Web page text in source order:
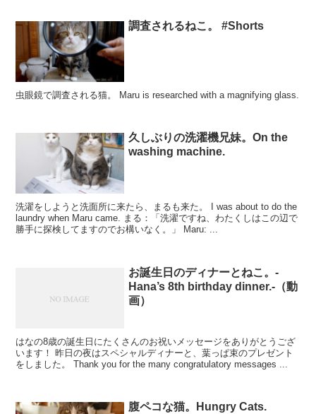
調査されるねこ。 #Shorts
虫眼鏡で調査される猫。 Maru is researched with a magnifying glass.
久しぶりの洗濯機兄妹。On the
washing machine.
洗濯をしようと洗面所に来たら、まるも来た。 I was about to do the
laundry when Maru came. まる：「洗濯ですね、わたくしはこの辺で
勝手に探検してますのでお構いなく。」 Maru: ...
お誕生日のディナーとねこ。-
Hana’s 8th birthday dinner.-（動
画）
はなの8歳の誕生日にたくさんのお祝いメッセージをありがとうござ
います！ 昨日の夜はスペシャルディナーと、葉っぱ束のプレゼント
をしました。 Thank you for the many congratulatory messages ...
腹ペコな猫。Hungry Cats.